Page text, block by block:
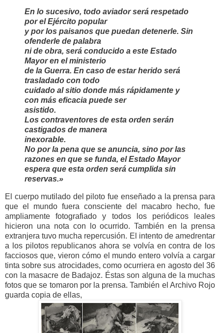
En lo sucesivo, todo aviador será respetado
por el Ejército popular
y por los paisanos que puedan detenerle. Sin
ofenderle de palabra
ni de obra, será conducido a este Estado
Mayor en el ministerio
de la Guerra. En caso de estar herido será
trasladado con todo
cuidado al sitio donde más rápidamente y
con más eficacia puede ser
asistido.
Los contraventores de esta orden serán
castigados de manera
inexorable.
No por la pena que se anuncia, sino por las
razones en que se funda, el Estado Mayor
espera que esta orden será cumplida sin
reservas.»
El cuerpo mutilado del piloto fue enseñado a la prensa para
que el mundo fuera consciente del macabro hecho, fue
ampliamente fotografiado y todos los periódicos leales
hicieron una nota con lo ocurrido. También en la prensa
extranjera tuvo mucha repercusión. El intento de amedrentar
a los pilotos republicanos ahora se volvía en contra de los
facciosos que, vieron cómo el mundo entero volvía a cargar
tinta sobre sus atrocidades, como ocurriera en agosto del 36
con la masacre de Badajoz. Éstas son alguna de la muchas
fotos que se tomaron por la prensa. También el Archivo Rojo
guarda copia de ellas,